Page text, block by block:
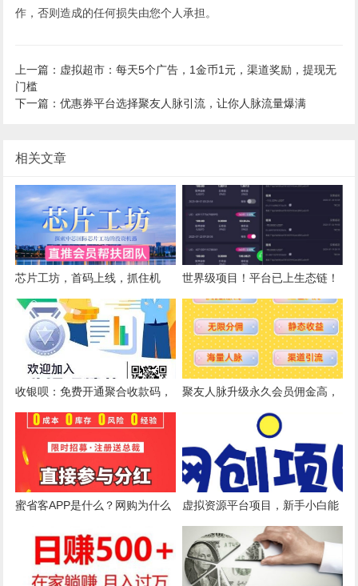
作，否则造成的任何损失由您个人承担。
上一篇：虚拟超市：每天5个广告，1金币1元，渠道奖励，提现无
门槛
下一篇：优惠券平台选择聚友人脉引流，让你人脉流量爆满
相关文章
芯片工坊，首码上线，抓住机
遇，抢占先机，速来打卡
世界级项目！平台已上生态链！
注册就送100U，每天还能抽奖
获得U。
收银呗：免费开通聚合收款码，
立减金红包变现，推广躺赚
聚友人脉升级永久会员佣金高，
观望只会流失滑落收益
蜜省客APP是什么？网购为什么
要用蜜省客！
虚拟资源平台项目，新手小白能
做的兼职副业，网创业务，红包
封面，代充业务，粉丝业务